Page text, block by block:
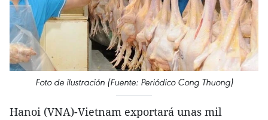
Foto de ilustración (Fuente: Periódico Cong Thuong)
Hanoi (VNA)-Vietnam exportará unas mil